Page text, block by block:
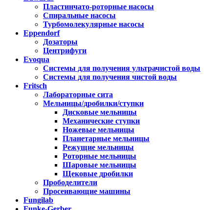
Пластинчато-роторные насосы
Спиральные насосы
Турбомолекулярные насосы
Eppendorf
Дозаторы
Центрифуги
Evoqua
Системы для получения ультрачистой воды
Системы для получения чистой воды
Fritsch
Лабораторные сита
Мельницы/дробилки/ступки
Дисковые мельницы
Механические ступки
Ножевые мельницы
Планетарные мельницы
Режущие мельницы
Роторные мельницы
Шаровые мельницы
Щековые дробилки
Прободелители
Просеивающие машины
Fungilab